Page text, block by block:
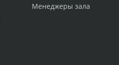
Менеджеры зала